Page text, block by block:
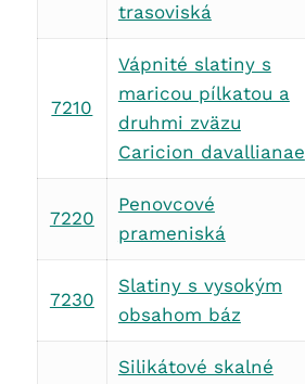
trasoviská
7210
Vápnité slatiny s
maricou pílkatou a
druhmi zväzu
Caricion davallianae
7220
Penovcové
prameniská
7230
Slatiny s vysokým
obsahom báz
Silikátové skalné